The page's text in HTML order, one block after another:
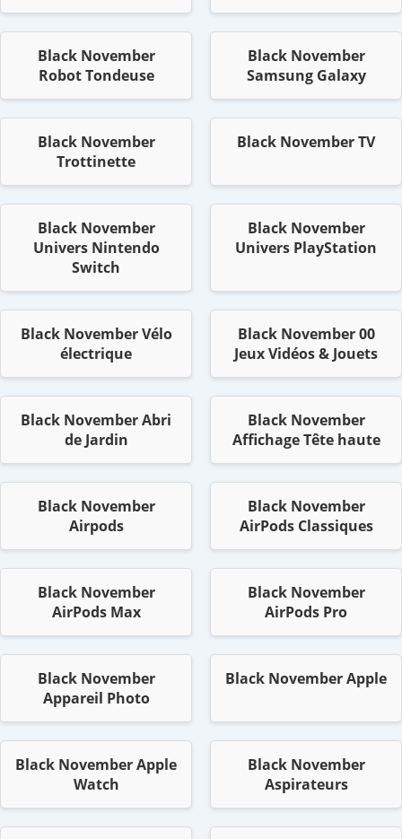
Black November
Robot Tondeuse
Black November
Samsung Galaxy
Black November
Trottinette
Black November TV
Black November
Univers Nintendo
Switch
Black November
Univers PlayStation
Black November Vélo
électrique
Black November 00
Jeux Vidéos & Jouets
Black November Abri
de Jardin
Black November
Affichage Tête haute
Black November
Airpods
Black November
AirPods Classiques
Black November
AirPods Max
Black November
AirPods Pro
Black November
Appareil Photo
Black November Apple
Black November Apple
Watch
Black November
Aspirateurs